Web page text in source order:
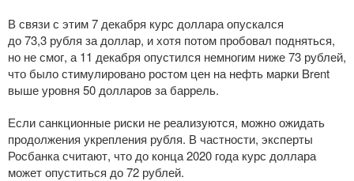
В связи с этим 7 декабря курс доллара опускался
до 73,3 рубля за доллар, и хотя потом пробовал подняться,
но не смог, а 11 декабря опустился немногим ниже 73 рублей,
что было стимулировано ростом цен на нефть марки Brent
выше уровня 50 долларов за баррель.
Если санкционные риски не реализуются, можно ожидать
продолжения укрепления рубля. В частности, эксперты
Росбанка считают, что до конца 2020 года курс доллара
может опуститься до 72 рублей.